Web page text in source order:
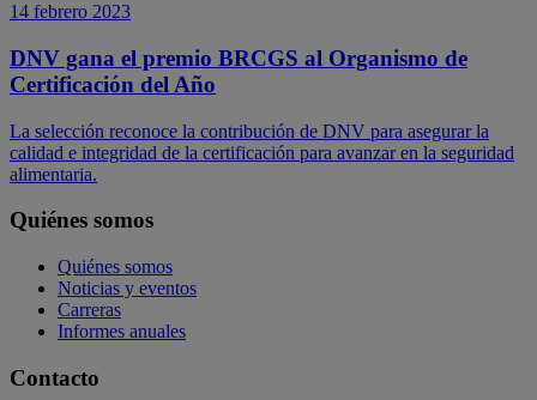
14 febrero 2023
DNV gana el premio BRCGS al Organismo de
Certificación del Año
La selección reconoce la contribución de DNV para asegurar la
calidad e integridad de la certificación para avanzar en la seguridad
alimentaria.
Quiénes somos
Quiénes somos
Noticias y eventos
Carreras
Informes anuales
Contacto